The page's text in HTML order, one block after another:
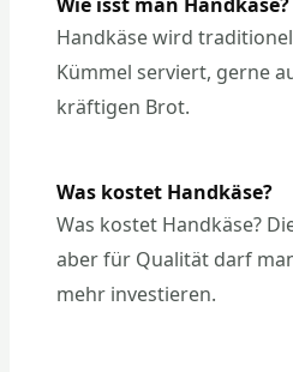
Handkäse wird
Kümmel serviert, gerne
kräftigen Brot.
Was kostet Handkäse?
Was kostet Handkäse?
aber für Qualität darf
mehr investieren.